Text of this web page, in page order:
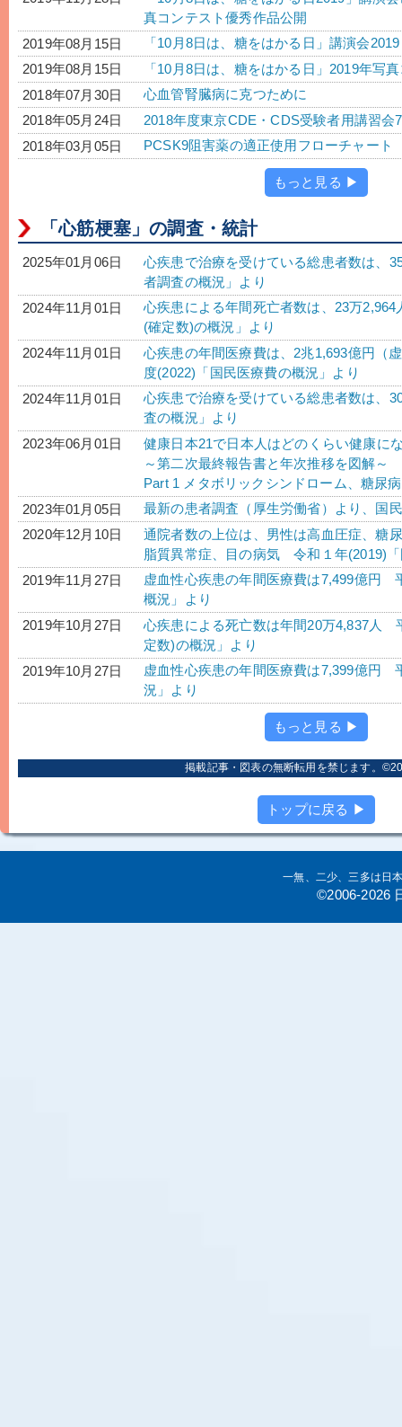
真コンテスト優秀作品公開
2019年08月15日
「10月8日は、糖をはかる日」講演会
2019年08月15日
「10月8日は、糖をはかる日」2019年写
2018年07月30日
心血管腎臓病に克つために
2018年05月24日
2018年度東京CDE・CDS受験者用講習会
2018年03月05日
PCSK9阻害薬の適正使用フローチャー
もっと見る ▶
「心筋梗塞」の調査・統計
2025年01月06日
心疾患で治療を受けている総患者数は、
者調査の概況」より
2024年11月01日
心疾患による年間死亡者数は、23万
(確定数)の概況」より
2024年11月01日
心疾患の年間医療費は、2兆1,693億円（
度(2022)「国民医療費の概況」より
2024年11月01日
心疾患で治療を受けている総患者数は、
査の概況」より
2023年06月01日
健康日本21で日本人はどのくらい健康に
～第二次最終報告書と年次推移を図解～
Part 1 メタボリックシンドローム、糖尿
2023年01月05日
最新の患者調査（厚生労働省）より、国
2020年12月10日
通院者数の上位は、男性は高血圧症、糖
脂質異常症、目の病気 令和１年(2019)
2019年11月27日
虚血性心疾患の年間医療費は7,499億円
概況」より
2019年10月27日
心疾患による死亡数は年間20万4,837人
定数)の概況」より
2019年10月27日
虚血性心疾患の年間医療費は7,399億円
況」より
もっと見る ▶
掲載記事・図表の無断転用を禁じます。
トップに戻る ▶
一無、二少、三多は日
©2006-2026